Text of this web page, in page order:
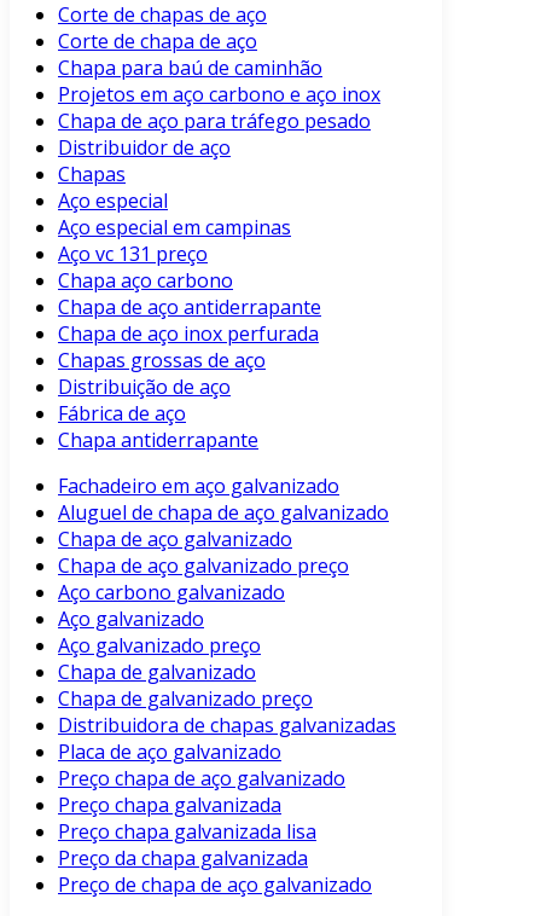
Corte de chapas de aço
Corte de chapa de aço
Chapa para baú de caminhão
Projetos em aço carbono e aço inox
Chapa de aço para tráfego pesado
Distribuidor de aço
Chapas
Aço especial
Aço especial em campinas
Aço vc 131 preço
Chapa aço carbono
Chapa de aço antiderrapante
Chapa de aço inox perfurada
Chapas grossas de aço
Distribuição de aço
Fábrica de aço
Chapa antiderrapante
Fachadeiro em aço galvanizado
Aluguel de chapa de aço galvanizado
Chapa de aço galvanizado
Chapa de aço galvanizado preço
Aço carbono galvanizado
Aço galvanizado
Aço galvanizado preço
Chapa de galvanizado
Chapa de galvanizado preço
Distribuidora de chapas galvanizadas
Placa de aço galvanizado
Preço chapa de aço galvanizado
Preço chapa galvanizada
Preço chapa galvanizada lisa
Preço da chapa galvanizada
Preço de chapa de aço galvanizado